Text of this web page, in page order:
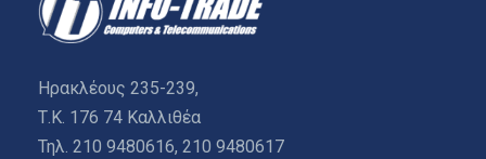
Ηρακλέους 235-239,
Τ.Κ. 176 74 Καλλιθέα
Τηλ. 210 9480616, 210 9480617